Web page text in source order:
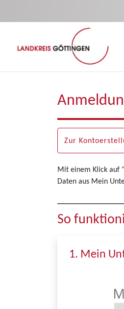
Zur
Mit einem Klick auf
Daten aus Mein
So
1. Mein